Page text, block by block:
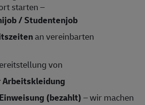
starten –
/ Studentenjob
an vereinbarten
von
(bezahlt)– wir machen